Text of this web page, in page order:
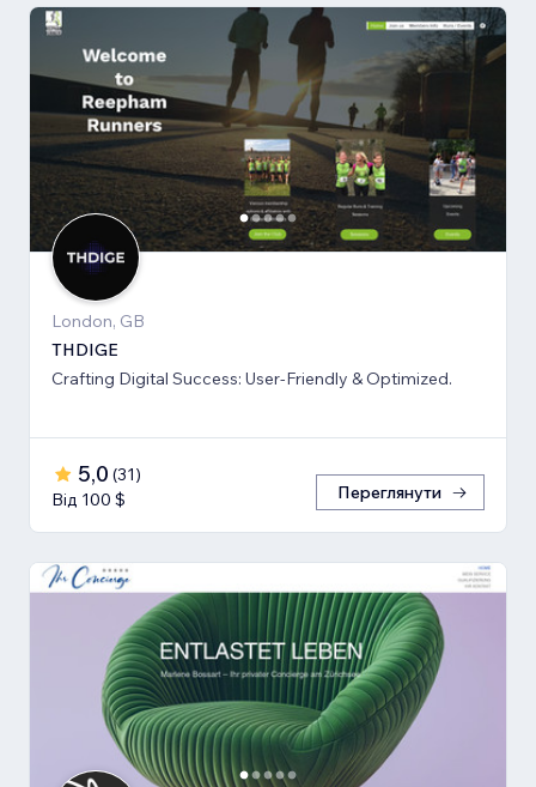
London, GB
THDIGE
Crafting Digital Success: User-Friendly & Optimized.
5,0 (31)
Від 100 $
Переглянути